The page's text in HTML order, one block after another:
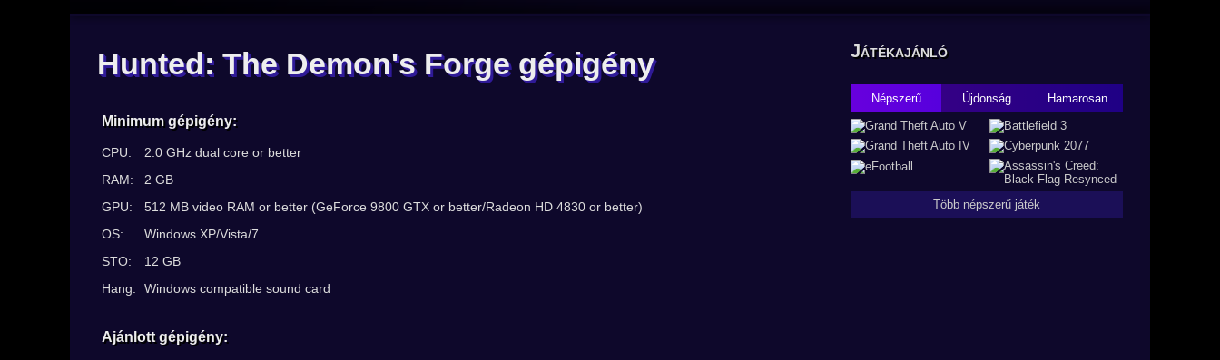
Hunted: The Demon's Forge gépigény
Minimum gépigény:
CPU:
2.0 GHz dual core or better
RAM:
2 GB
GPU:
512 MB video RAM or better (GeForce 9800 GTX or better/Radeon HD 4830 or better)
OS:
Windows XP/Vista/7
STO:
12 GB
Hang:
Windows compatible sound card
Ajánlott gépigény:
Játékajánló
Népszerű Újdonság Hamarosan
Több népszerű játék